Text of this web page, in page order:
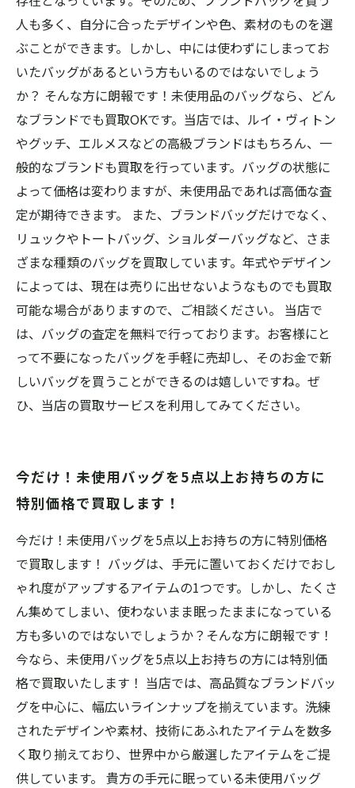
人も多く、自分に合ったデザインや色、素材のものを選
ぶことができます。しかし、中には使わずにしまってお
いたバッグがあるという方もいるのではないでしょう
か？ そんな方に朗報です！未使用品のバッグなら、どん
なブランドでも買取OKです。当店では、ルイ・ヴィトン
やグッチ、エルメスなどの高級ブランドはもちろん、一
般的なブランドも買取を行っています。バッグの状態に
よって価格は変わりますが、未使用品であれば高価な査
定が期待できます。 また、ブランドバッグだけでなく、
リュックやトートバッグ、ショルダーバッグなど、さま
ざまな種類のバッグを買取しています。年式やデザイン
によっては、現在は売りに出せないようなものでも買取
可能な場合がありますので、ご相談ください。 当店で
は、バッグの査定を無料で行っております。お客様にと
って不要になったバッグを手軽に売却し、そのお金で新
しいバッグを買うことができるのは嬉しいですね。ぜ
ひ、当店の買取サービスを利用してみてください。
今だけ！未使用バッグを5点以上お持ちの方に
特別価格で買取します！
今だけ！未使用バッグを5点以上お持ちの方に特別価格
で買取します！ バッグは、手元に置いておくだけでおし
ゃれ度がアップするアイテムの1つです。しかし、たくさ
ん集めてしまい、使わないまま眠ったままになっている
方も多いのではないでしょうか？そんな方に朗報です！
今なら、未使用バッグを5点以上お持ちの方には特別価
格で買取いたします！ 当店では、高品質なブランドバッ
グを中心に、幅広いラインナップを揃えています。洗練
されたデザインや素材、技術にあふれたアイテムを数多
く取り揃えており、世界中から厳選したアイテムをご提
供しています。 貴方の手元に眠っている未使用バッグ